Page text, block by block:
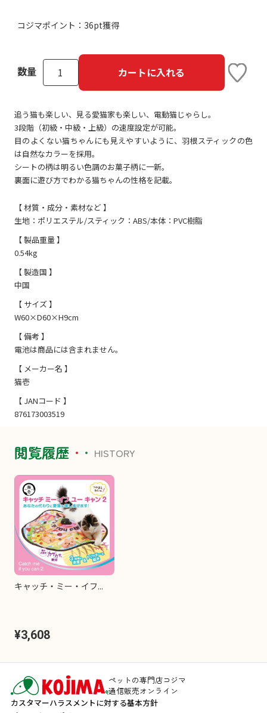
コジマポイント： 36pt獲得
数量 カートに入れる
追う猫も楽しい、見る愛猫家も楽しい、電動猫じゃらし。
3段階（初級・中級・上級）の速度設定が可能。
目のよくない猫ちゃんにも見えやすいように、羽根スティックの色
は自然なカラーを採用。
シートの柄は明るい色調のお菓子柄に一新。
裏面に遊び方でわかる猫ちゃんの性格を記載。
【 材質・成分・素材など 】
生地：ポリエステル/スティック：ABS/本体：PVC樹脂
【 製品重量 】
0.54kg
【 製造国 】
中国
【 サイズ 】
W60×D60×H9cm
【 備考 】
電池は商品には含まれません。
【 メーカー名 】
猫壱
【 JANコード 】
876173003519
閲覧履歴 HISTORY
キャッチ・ミー・イフ...
¥3,608
ペットの専門店コジマ
通信販売オンライン
カスタマーハラスメントに対する基本方針